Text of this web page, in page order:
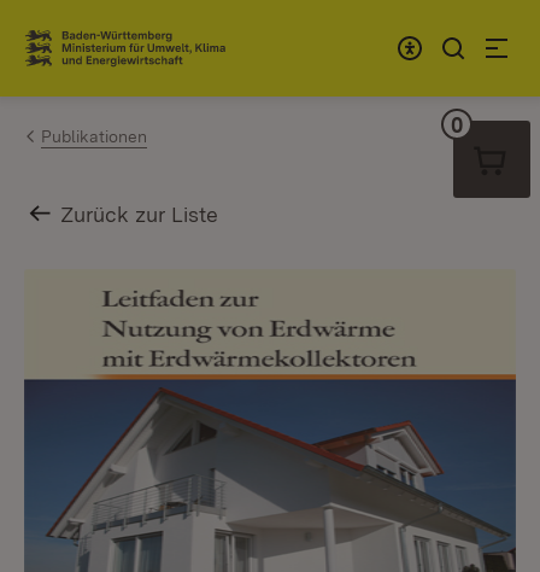
Zum Inhalt springen
Link zur Startseite
Publikationen
Zurück zur Liste
0